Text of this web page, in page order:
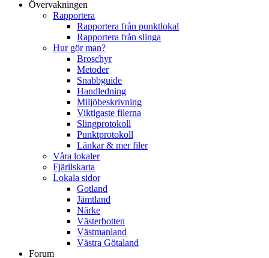
Övervakningen
Rapportera
Rapportera från punktlokal
Rapportera från slinga
Hur gör man?
Broschyr
Metoder
Snabbguide
Handledning
Miljöbeskrivning
Viktigaste filerna
Slingprotokoll
Punktprotokoll
Länkar & mer filer
Våra lokaler
Fjärilskarta
Lokala sidor
Gotland
Jämtland
Närke
Västerbotten
Västmanland
Västra Götaland
Forum